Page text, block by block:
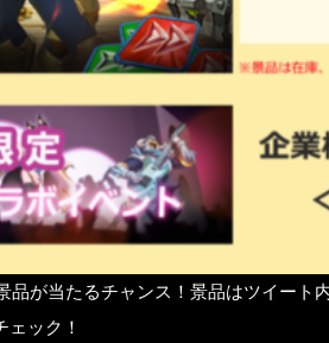
が当たるチャンス！景品はツイート
ック！